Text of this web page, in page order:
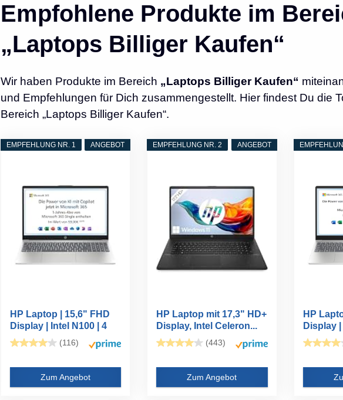
Empfohlene Produkte im
„Laptops Billiger Kaufen“
Wir haben Produkte im Bereich „Laptops Billiger Kaufen“
und Empfehlungen für Dich zusammengestellt. Hier findest Du die
Bereich „Laptops Billiger Kaufen“.
ANGEBOT
EMPFEHLUNG NR. 1
HP Laptop | 15,6" FHD
Display | Intel N100 | 4
GB...
(116)
Zum Angebot
ANGEBOT
EMPFEHLUNG NR. 2
HP Laptop mit 17,3" HD+
Display, Intel Celeron...
(443)
Zum Angebot
HP
Display |